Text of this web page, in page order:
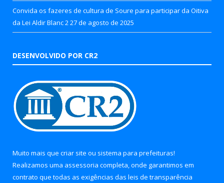
Convida os fazeres de cultura de Soure para participar da Oitiva
da Lei Aldir Blanc 227 de agosto de 2025
DESENVOLVIDO POR CR2
Muito mais que criar site ou sistema para prefeituras!
Realizamos uma assessoria completa, onde garantimos em
contrato que todas as exigências das leis de transparência